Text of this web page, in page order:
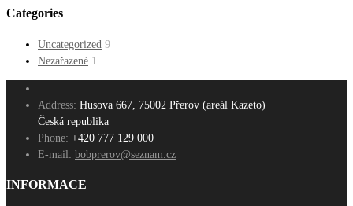
Categories
Uncategorized 9
Nezařazené 1
Address: Husova 667, 75002 Přerov (areál Kazeto)
Česká republika
Phone: +420 777 129 000
E-mail: bobprerov@seznam.cz
INFORMACE